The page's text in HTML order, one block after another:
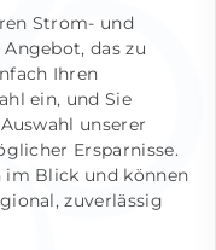
Strom- und
das zu
Ihren
ein, und Sie
unserer
Ersparnisse.
im Blick und können
zuverlässig